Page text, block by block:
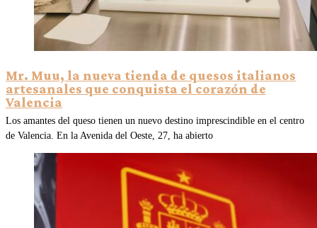
Mr. Muu, la nueva tienda de quesos italianos
artesanales que conquista el corazón de
Valencia
Los amantes del queso tienen un nuevo destino imprescindible en el centro
de Valencia. En la Avenida del Oeste, 27, ha abierto